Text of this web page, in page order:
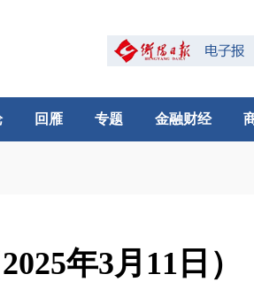
回雁 专题 金融财经
年3月11日）